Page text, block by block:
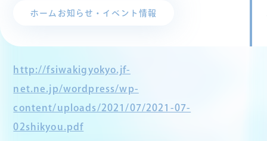
ホーム お知らせ・イベント情報
http://fsiwakigyokyo.jf-
net.ne.jp/wordpress/wp-
content/uploads/2021/07/2021-07-
02shikyou.pdf